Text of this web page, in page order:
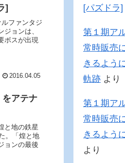
]
ファンタジ
ョンは、
ボスが出現
2016.04.05
をアテナ
と地の鉄星
。「煌と地
ョンの最後
[パズドラ]
第１期ア
常時販売
きるよう
軌跡 より
第１期ア
常時販売
きるよう
より